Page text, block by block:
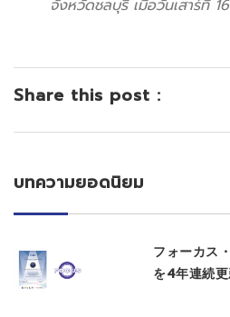
จังหวัดชลบุรี เมื่อวันเสาร์ที่
Share this post :
บทความยอดนิยม
フォーカス
を4年連続